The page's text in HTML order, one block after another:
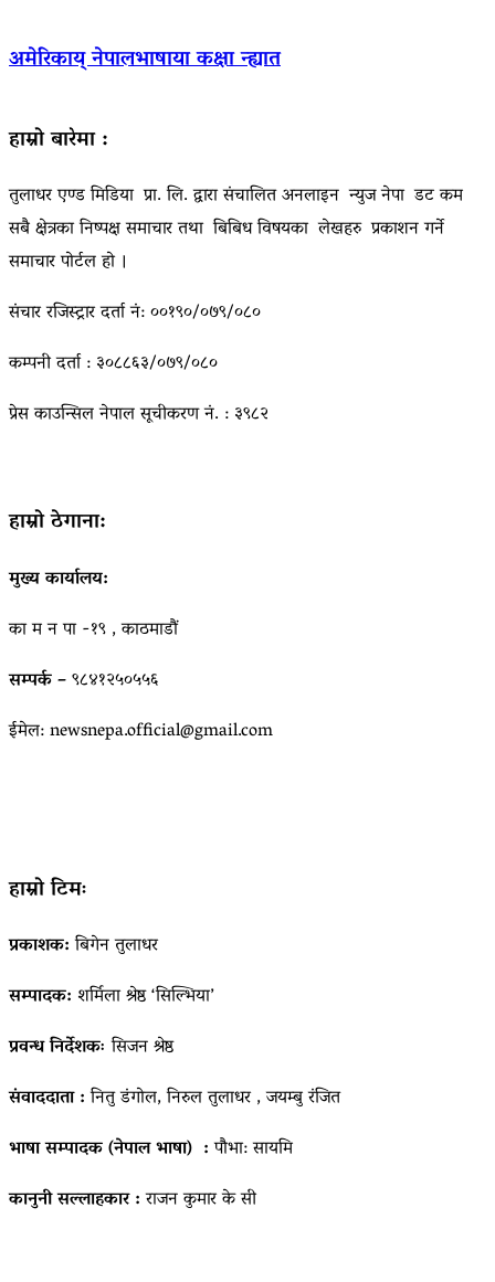
अमेरिकाय् नेपालभाषाया कक्षा न्ह्यात
हाम्रो बारेमा :
तुलाधर एण्ड मिडिया प्रा. लि. द्वारा संचालित अनलाइन न्युज नेपा डट कम
सबै क्षेत्रका निष्पक्ष समाचार तथा बिबिध विषयका लेखहरु प्रकाशन गर्ने
समाचार पोर्टल हो ।
संचार रजिस्ट्रार दर्ता नं: ००१९०/०७९/०८०
कम्पनी दर्ता : ३०८८६३/०७९/०८०
प्रेस काउन्सिल नेपाल सूचीकरण नं. : ३९८२
हाम्रो ठेगाना:
मुख्य कार्यालय:
का म न पा -१९ , काठमाडौं
सम्पर्क –९८४१२५०५५६
ईमेल: newsnepa.official@gmail.com
हाम्रो टिमः
प्रकाशक:बिगेन तुलाधर
सम्पादक: शर्मिला श्रेष्ठ ‘सिल्भिया’
प्रवन्ध निर्देशकःसिजन श्रेष्ठ
संवाददाता :नितु डंगोल, निरुल तुलाधर , जयम्बु रंजित
भाषा सम्पादक (नेपाल भाषा) :पौभा: सायमि
कानुनी सल्लाहकार :राजन कुमार के सी